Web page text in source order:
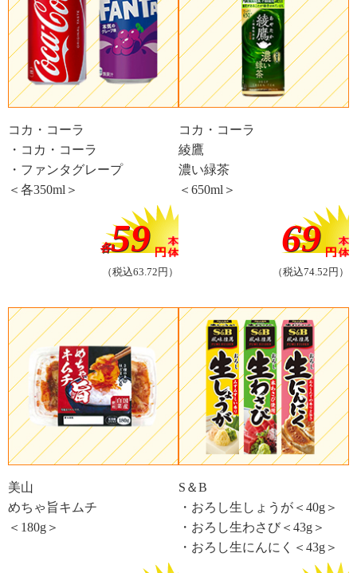
コカ・コーラ
・コカ・コーラ
・ファンタグレープ
＜各350ml＞
各59
（税込63.72円）
コカ・コーラ
綾鷹
濃い緑茶
＜650ml＞
69
（税込74.52円）
美山
めちゃ旨キムチ
＜180g＞
S＆B
・おろし生しょうが＜40g＞
・おろし生わさび＜43g＞
・おろし生にんにく＜43g＞